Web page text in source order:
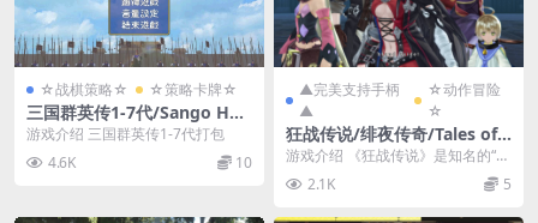
☆战棋策略☆ ☆策略卡牌☆
三国群英传1-7代/Sango Her
ose 1-7
游戏介绍 三国群英传1-7代打包
4.6K
10
▲完美支持手柄
▲
☆动作冒险
☆
狂战传说/绯夜传奇/Tales of
Berseria
游戏介绍 《狂战传说》是知名的“传
说”系列游戏中的其中一部。本作的
主人公贝露贝特...
2.1K 5